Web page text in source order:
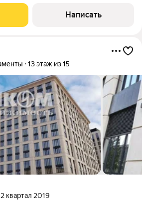
дизайнерская мебель,
Написать
13 этаж из 15
2 квартал 2019